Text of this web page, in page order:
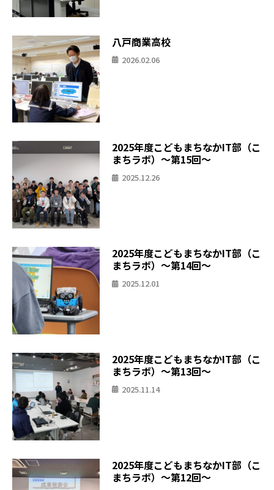
八戸商業高校
2026.02.06
2025年度こどもまちなかIT部（こ
まちラボ）〜第15回〜
2025.12.26
2025年度こどもまちなかIT部（こ
まちラボ）〜第14回〜
2025.12.01
2025年度こどもまちなかIT部（こ
まちラボ）〜第13回〜
2025.11.14
2025年度こどもまちなかIT部（こ
まちラボ）〜第12回〜